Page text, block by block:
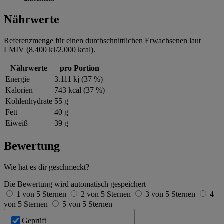
Nährwerte
Referenzmenge für einen durchschnittlichen Erwachsenen laut
LMIV (8.400 kJ/2.000 kcal).
Nährwerte
pro Portion
Energie
3.111 kj (37 %)
Kalorien
743 kcal (37 %)
Kohlenhydrate 55 g
Fett
40 g
Eiweiß
39 g
Bewertung
Wie hat es dir geschmeckt?
Die Bewertung wird automatisch gespeichert
1 von 5 Sternen
2 von 5 Sternen 3 von 5 Sternen
4
von 5 Sternen
5 von 5 Sternen
Geprüft